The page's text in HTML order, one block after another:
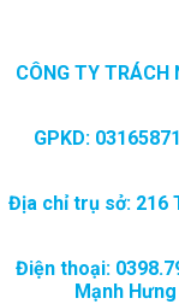
CÔNG TY TRÁCH
GPKD:
Địa chỉ trụ sở: 216
Điện thoại:
Mạnh